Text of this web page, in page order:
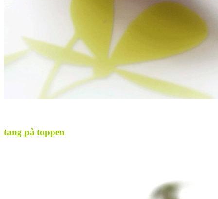
tang på toppen